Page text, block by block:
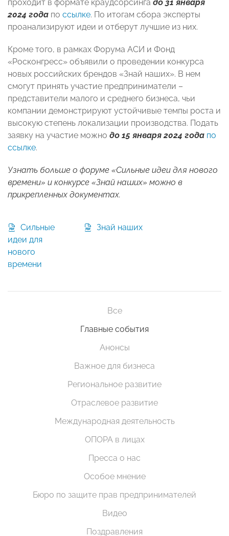
проходит в формате краудсорсинга до 31 января
2024 года по ссылке. По итогам сбора эксперты
проанализируют идеи и отберут лучшие из них.
Кроме того, в рамках Форума АСИ и Фонд
«Росконгресс» объявили о проведении конкурса
новых российских брендов «Знай наших». В нем
смогут принять участие предприниматели –
представители малого и среднего бизнеса, чьи
компании демонстрируют устойчивые темпы роста и
высокую степень локализации производства. Подать
заявку на участие можно до 15 января 2024 года по
ссылке.
Узнать больше о форуме «Сильные идеи для нового
времени» и конкурсе «Знай наших» можно в
прикрепленных документах.
идеи для
нового
времени
Знай наших
Все
Главные события
Анонсы
Важное для бизнеса
Региональное развитие
Отраслевое развитие
Международная деятельность
ОПОРА в лицах
Пресса о нас
Особое мнение
Бюро по защите прав предпринимателей
Видео
Поздравления